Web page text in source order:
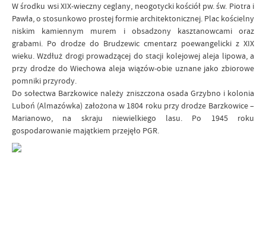
W środku wsi XIX-wieczny ceglany, neogotycki kościół pw. św. Piotra i
Pawła, o stosunkowo prostej formie architektonicznej. Plac kościelny
niskim kamiennym murem i obsadzony kasztanowcami oraz
grabami. Po drodze do Brudzewic cmentarz poewangelicki z XIX
wieku. Wzdłuż drogi prowadzącej do stacji kolejowej aleja lipowa, a
przy drodze do Wiechowa aleja wiązów-obie uznane jako zbiorowe
pomniki przyrody.
Do sołectwa Barzkowice należy zniszczona osada Grzybno i kolonia
Luboń (Almazówka) założona w 1804 roku przy drodze Barzkowice –
Marianowo, na skraju niewielkiego lasu. Po 1945 roku
gospodarowanie majątkiem przejęło PGR.